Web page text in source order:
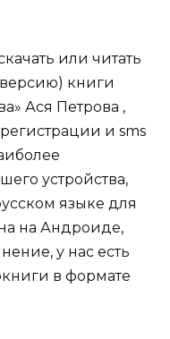
или читать
книги
Ася Петрова ,
и sms
устройства,
языке для
на Андроиде,
у нас есть
в формате